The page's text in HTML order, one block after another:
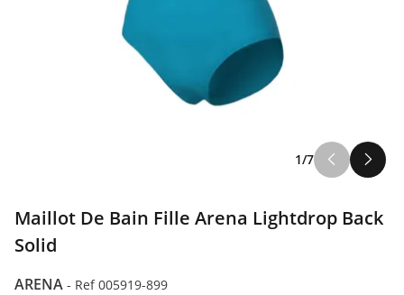
1/7
Maillot De Bain Fille Arena Lightdrop Back
Solid
ARENA - Ref 005919-899